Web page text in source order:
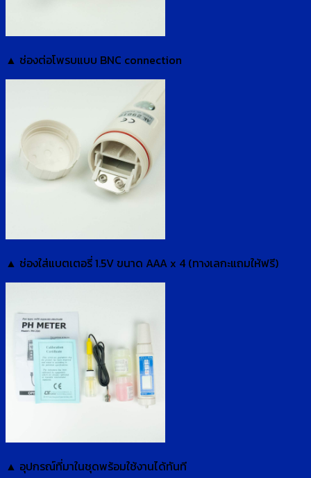
▲ ช่องต่อโพรบแบบ BNC connection
▲ ช่องใส่แบตเตอรี่ 1.5V ขนาด AAA x 4 (ทางเลกะแถมให้ฟรี)
▲ อุปกรณ์ที่มาในชุดพร้อมใช้งานได้ทันที